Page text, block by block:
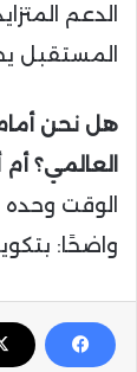
الدعم
المستقبل
هل نحن
العالمي؟
الوقت وحده
واضحًا: